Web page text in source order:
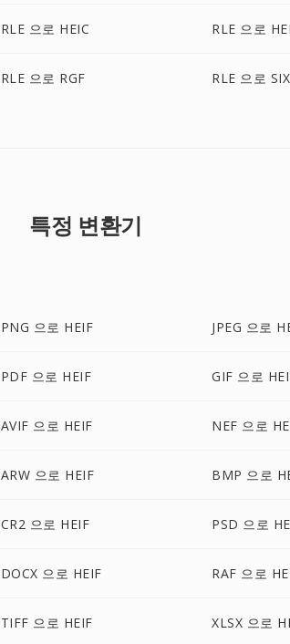
RLE 으로 HEIC RLE 으로
RLE 으로 RGF RLE 으로 SIX
특정 변환기
PNG 으로 HEIF JPEG 으로
PDF 으로 HEIF GIF 으로
AVIF 으로 HEIF NEF 으로
ARW 으로 HEIF BMP 으로
CR2 으로 HEIF PSD 으로
DOCX 으로 HEIF RAF 으로
TIFF 으로 HEIF XLSX 으로